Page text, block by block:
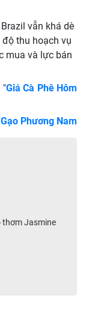
vẫn khá dè
thu hoạch vụ
mua và lực bán
"Giá Cà Phê Hôm
Gạo Phương Nam
thơm Jasmine